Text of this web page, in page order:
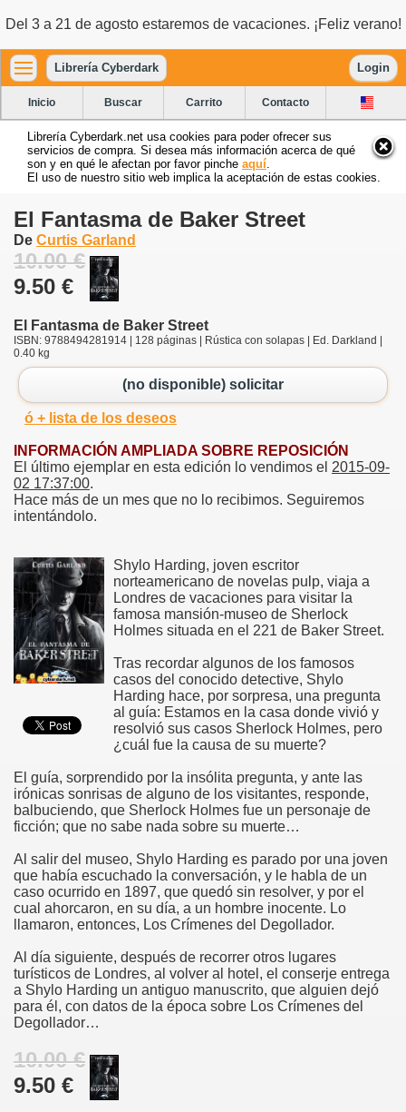
Del 3 a 21 de agosto estaremos de vacaciones. ¡Feliz verano!
Librería Cyberdark Login
Inicio Buscar Carrito Contacto
Librería Cyberdark.net usa cookies para poder ofrecer sus
servicios de compra. Si desea más información acerca de qué
son y en qué le afectan por favor pinche aquí
El uso de nuestro sitio web implica la aceptación de estas cookies.
El Fantasma de Baker Street
De Curtis Garland
10.00 €
9.50 €
El Fantasma de Baker Street
ISBN: 9788494281914 | 128 páginas | Rústica con solapas | Ed. Darkland |
0.40 kg
(no disponible) solicitar
ó + lista de los deseos
INFORMACIÓN AMPLIADA SOBRE REPOSICIÓN
El último ejemplar en esta edición lo vendimos el 2015-09-
02 17:37:00.
Hace más de un mes que no lo recibimos. Seguiremos
intentándolo.
Shylo Harding, joven escritor
norteamericano de novelas pulp, viaja a
Londres de vacaciones para visitar la
famosa mansión-museo de Sherlock
Holmes situada en el 221 de Baker Street.
Tras recordar algunos de los famosos
casos del conocido detective, Shylo
Harding hace, por sorpresa, una pregunta
al guía: Estamos en la casa donde vivió y
resolvió sus casos Sherlock Holmes, pero
¿cuál fue la causa de su muerte?
El guía, sorprendido por la insólita pregunta, y ante las
irónicas sonrisas de alguno de los visitantes, responde,
balbuciendo, que Sherlock Holmes fue un personaje de
ficción; que no sabe nada sobre su muerte…
Al salir del museo, Shylo Harding es parado por una joven
que había escuchado la conversación, y le habla de un
caso ocurrido en 1897, que quedó sin resolver, y por el
cual ahorcaron, en su día, a un hombre inocente. Lo
llamaron, entonces, Los Crímenes del Degollador.
Al día siguiente, después de recorrer otros lugares
turísticos de Londres, al volver al hotel, el conserje entrega
a Shylo Harding un antiguo manuscrito, que alguien dejó
para él, con datos de la época sobre Los Crímenes del
Degollador…
10.00 €
9.50 €